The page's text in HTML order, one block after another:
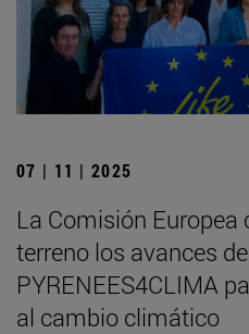
07 | 11 | 2025
La Comisión Europea
terreno los avances
PYRENEES4CLIMA
al cambio climático